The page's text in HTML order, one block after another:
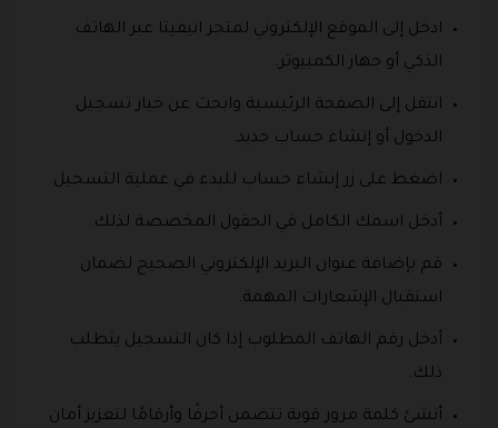
ادخل إلى الموقع الإلكتروني لمتجر انيفيتا عبر الهاتف
الذكي أو جهاز الكمبيوتر.
انتقل إلى الصفحة الرئيسية وابحث عن خيار تسجيل
الدخول أو إنشاء حساب جديد.
اضغط على زر إنشاء حساب للبدء في عملية التسجيل.
أدخل اسمك الكامل في الحقول المخصصة لذلك.
قم بإضافة عنوان البريد الإلكتروني الصحيح لضمان
استقبال الإشعارات المهمة.
أدخل رقم الهاتف المطلوب إذا كان التسجيل يتطلب
ذلك.
أنشئ كلمة مرور قوية تتضمن أحرفًا وأرقامًا لتعزيز أمان